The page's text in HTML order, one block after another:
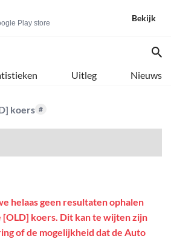
Play store
Bekijk
Uitleg Nieuws
koers #
helaas geen resultaten ophalen
[OLD] koers. Dit kan te wijten zijn
of de mogelijkheid dat de Auto